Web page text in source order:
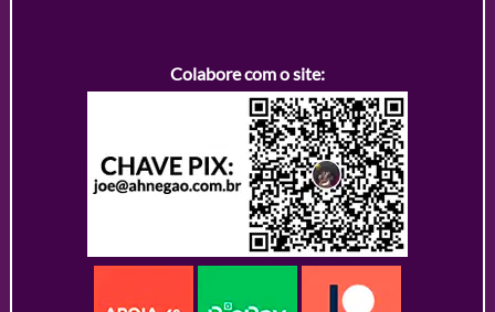
Colabore com o site: